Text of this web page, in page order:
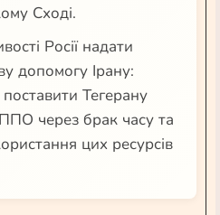
Сході.
Росії надати
допомогу Ірану:
Тегерану
через брак часу та
цих ресурсів